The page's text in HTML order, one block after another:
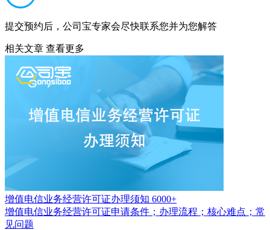
提交预约后，公司宝专家会尽快联系您并为您解答
相关文章 查看更多
增值电信业务经营许可证办理须知 6000+
增值电信业务经营许可证申请条件；办理流程；核心难点；常
见问题